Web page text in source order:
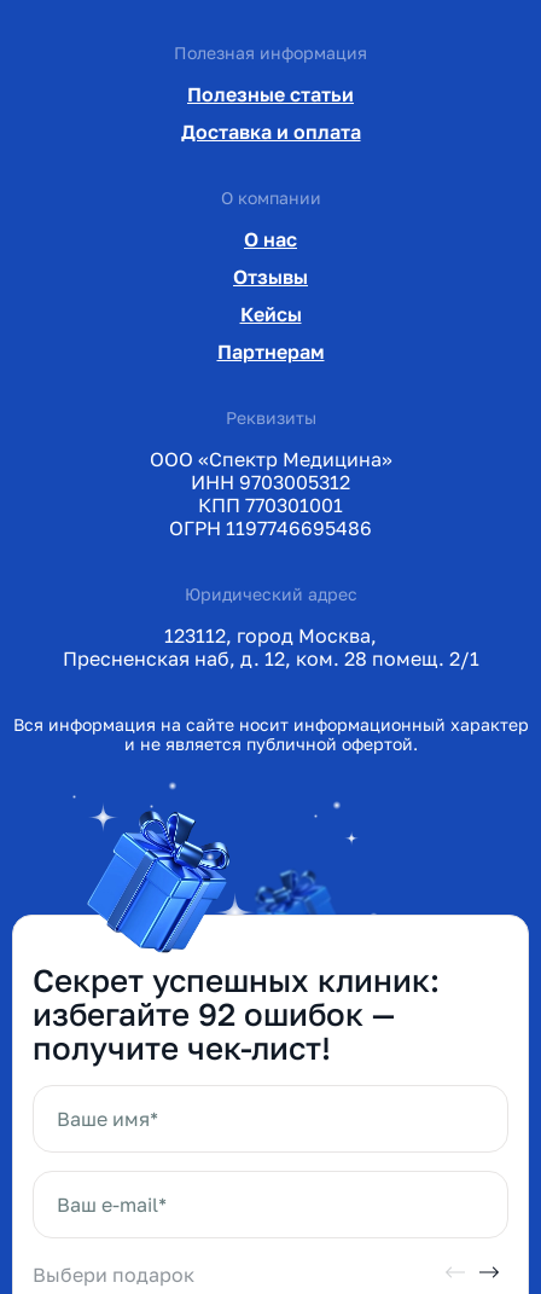
Полезная информация
Полезные статьи
Доставка и оплата
О компании
О нас
Отзывы
Кейсы
Партнерам
Реквизиты
ООО «Спектр Медицина»
ИНН 9703005312
КПП 770301001
ОГРН 1197746695486
Юридический адрес
123112, город Москва,
Пресненская наб, д. 12, ком. 28 помещ. 2/1
Вся информация на сайте носит информационный характер
и не является публичной офертой.
Секрет успешных клиник:
избегайте 92 ошибок —
получите чек-лист!
Выбери подарок